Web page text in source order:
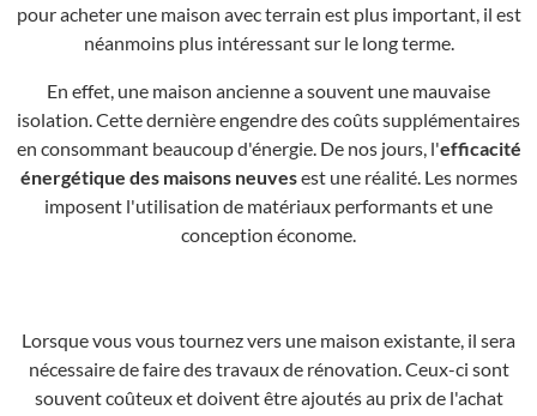
pour acheter une maison avec terrain est plus important, il est
néanmoins plus intéressant sur le long terme.
En effet, une maison ancienne a souvent une mauvaise
isolation. Cette dernière engendre des coûts supplémentaires
en consommant beaucoup d'énergie. De nos jours, l'efficacité
énergétique des maisons neuvesest une réalité. Les normes
imposent l'utilisation de matériaux performants et une
conception économe.
Lorsque vous vous tournez vers une maison existante, il sera
nécessaire de faire des travaux de rénovation. Ceux-ci sont
souvent coûteux et doivent être ajoutés au prix de l'achat